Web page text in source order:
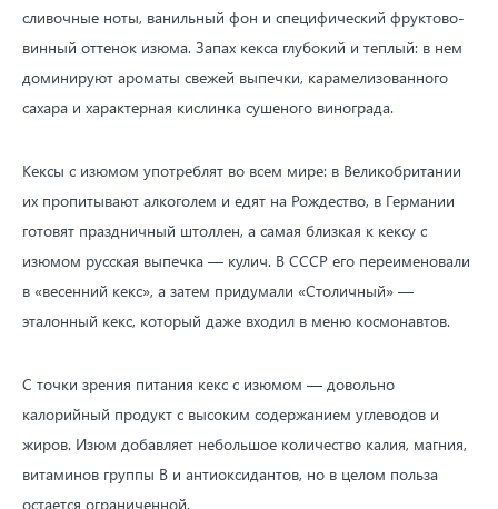
сливочные ноты, ванильный фон и специфический фруктово-
винный оттенок изюма. Запах кекса глубокий и теплый: в нем
доминируют ароматы свежей выпечки, карамелизованного
сахара и характерная кислинка сушеного винограда.
Кексы с изюмом употреблят во всем мире: в Великобритании
их пропитывают алкоголем и едят на Рождество, в Германии
готовят праздничный штоллен, а самая близкая к кексу с
изюмом русская выпечка — кулич. В СССР его переименовали
в «весенний кекс», а затем придумали «Столичный» —
эталонный кекс, который даже входил в меню космонавтов.
С точки зрения питания кекс с изюмом — довольно
калорийный продукт с высоким содержанием углеводов и
жиров. Изюм добавляет небольшое количество калия, магния,
витаминов группы B и антиоксидантов, но в целом польза
остается ограниченной.